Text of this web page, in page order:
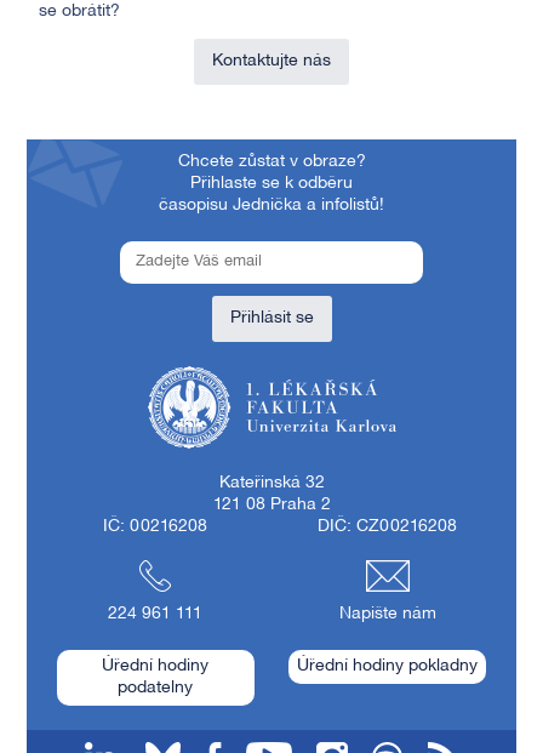
se obrátit?
Kontaktujte nás
Chcete zůstat v obraze?
Přihlaste se k odběru
časopisu Jednička a infolistů!
Přihlásit se
Kateřinská 32
121 08 Praha 2
IČ: 00216208
DIČ: CZ00216208
224 961 111 Napište nám
Úřední hodiny
podatelny
Úřední hodiny pokladny